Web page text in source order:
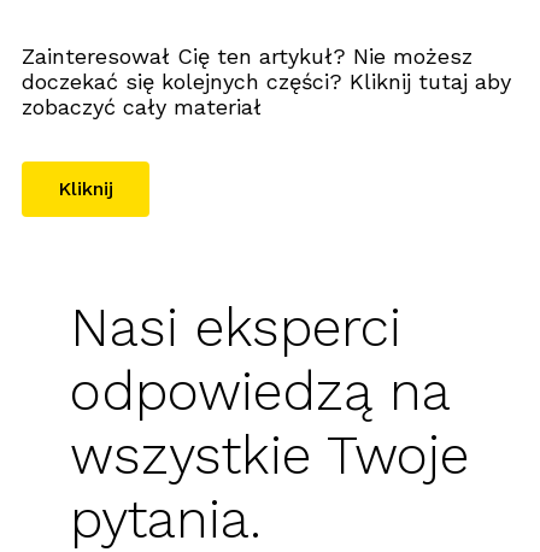
Zainteresował Cię ten artykuł? Nie możesz
doczekać się kolejnych części? Kliknij tutaj aby
zobaczyć cały materiał
Kliknij
Nasi eksperci
odpowiedzą na
wszystkie Twoje
pytania.